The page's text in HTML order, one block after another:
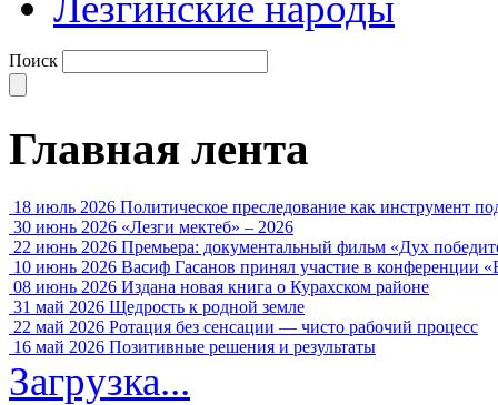
Поиск
Главная лента
18 июль 2026 Политическое преследование как инструмент
30 июнь 2026 «Лезги мектеб» – 2026
22 июнь 2026 Премьера: документальный фильм «Дух
10 июнь 2026 Васиф Гасанов принял участие в конференции
08 июнь 2026 Издана новая книга о Курахском районе
31 май 2026 Щедрость к родной земле
22 май 2026 Ротация без сенсации — чисто рабочий процесс
16 май 2026 Позитивные решения и результаты
Загрузка...